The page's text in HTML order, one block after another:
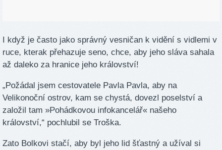
I když je často jako správný vesničan k vidění s vidlemi v
ruce, kterak přehazuje seno, chce, aby jeho sláva sahala
až daleko za hranice jeho království!
„Požádal jsem cestovatele Pavla Pavla, aby na
Velikonoční ostrov, kam se chystá, dovezl poselství a
založil tam »Pohádkovou infokancelář« našeho
království,“ pochlubil se Troška.
Zato Bolkovi stačí, aby byl jeho lid šťastný a užíval si